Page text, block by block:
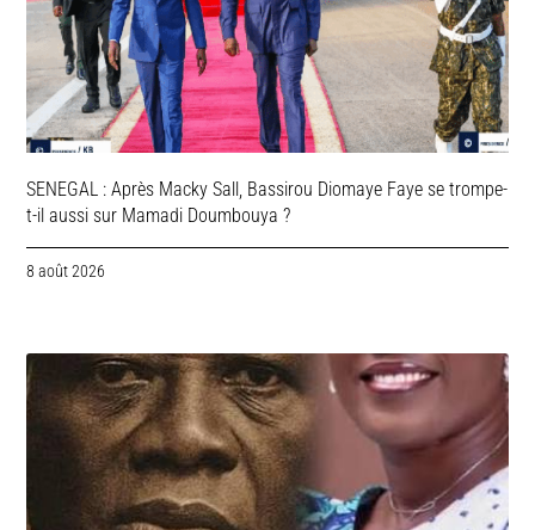
SENEGAL : Après Macky Sall, Bassirou Diomaye Faye se trompe-
t-il aussi sur Mamadi Doumbouya ?
8 août 2026